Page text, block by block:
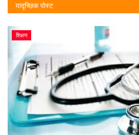
यादृच्छिक पोस्ट
शिक्षण